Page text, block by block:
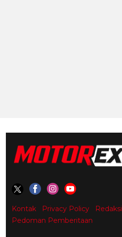
Kontak Privacy Policy Redaksi
Pedoman Pemberitaan